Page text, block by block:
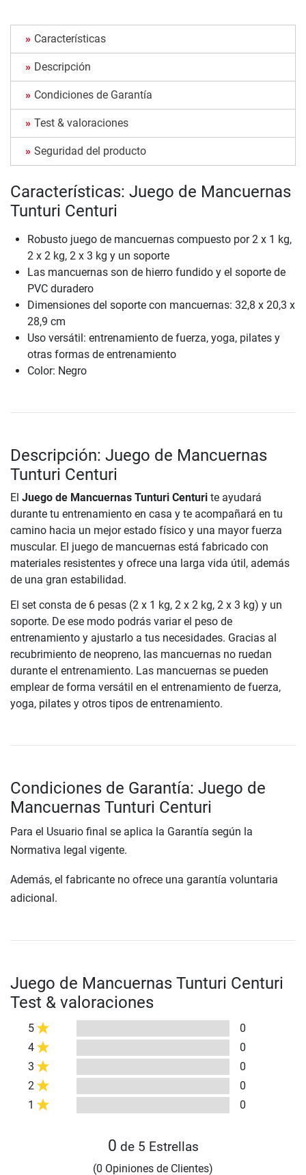
Características
Descripción
Condiciones de Garantía
Test & valoraciones
Seguridad del producto
Características: Juego de Mancuernas
Tunturi Centuri
Robusto juego de mancuernas compuesto por 2 x 1 kg,
2 x 2 kg, 2 x 3 kg y un soporte
Las mancuernas son de hierro fundido y el soporte de
PVC duradero
Dimensiones del soporte con mancuernas: 32,8 x 20,3 x
28,9 cm
Uso versátil: entrenamiento de fuerza, yoga, pilates y
otras formas de entrenamiento
Color: Negro
Descripción: Juego de Mancuernas
Tunturi Centuri
El Juego de Mancuernas Tunturi Centuri te ayudará
durante tu entrenamiento en casa y te acompañará en tu
camino hacia un mejor estado físico y una mayor fuerza
muscular. El juego de mancuernas está fabricado con
materiales resistentes y ofrece una larga vida útil, además
de una gran estabilidad.
El set consta de 6 pesas (2 x 1 kg, 2 x 2 kg, 2 x 3 kg) y un
soporte. De ese modo podrás variar el peso de
entrenamiento y ajustarlo a tus necesidades. Gracias al
recubrimiento de neopreno, las mancuernas no ruedan
durante el entrenamiento. Las mancuernas se pueden
emplear de forma versátil en el entrenamiento de fuerza,
yoga, pilates y otros tipos de entrenamiento.
Condiciones de Garantía: Juego de
Mancuernas Tunturi Centuri
Para el Usuario final se aplica la Garantía según la
Normativa legal vigente.
Además, el fabricante no ofrece una garantía voluntaria
adicional.
Juego de Mancuernas Tunturi Centuri
Test & valoraciones
5
0
4
0
3
0
2
0
1
0
0 de 5 Estrellas
(0 Opiniones de Clientes)